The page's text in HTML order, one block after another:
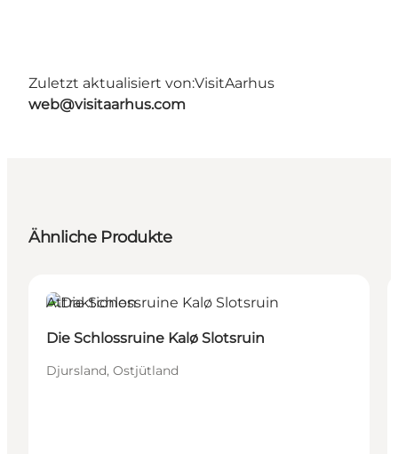
Zuletzt aktualisiert von:VisitAarhus
web@visitaarhus.com
Ähnliche Produkte
Attraktionen
Die Schlossruine Kalø Slotsruin
Djursland, Ostjütland